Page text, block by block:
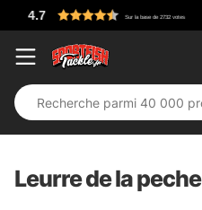
Leurre de la peche